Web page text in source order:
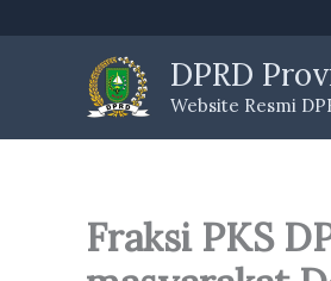
DPRD
Website Resmi
Fraksi PKS